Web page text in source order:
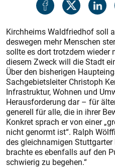
Kirchheims Waldfriedhof soll
deswegen mehr Menschen
sollte es dort trotzdem wieder
diesem Zweck will die Stadt
Über den bisherigen
Sachgebietsleiter Christoph
Infrastruktur, Wohnen und
Herausforderung dar – für
generell für alle, die in ihrer
Konkret sprach er von einer
nicht genormt ist“. Ralph
des gleichnamigen
brachte es ebenfalls auf den
schwierig zu begehen.“